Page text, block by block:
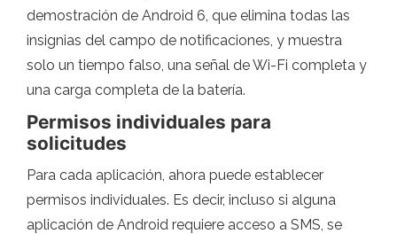
demostración de Android 6, que elimina todas las
insignias del campo de notificaciones, y muestra
solo un tiempo falso, una señal de Wi-Fi completa y
una carga completa de la batería.
Permisos individuales para
solicitudes
Para cada aplicación, ahora puede establecer
permisos individuales. Es decir, incluso si alguna
aplicación de Android requiere acceso a SMS, se